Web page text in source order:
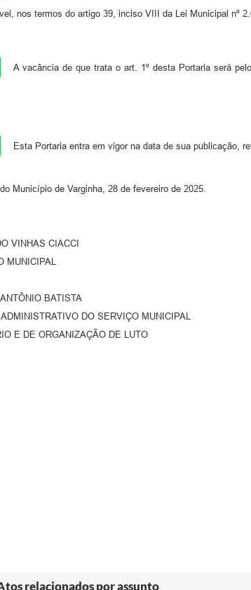
nos termos do artigo 39, inciso VIII da Lei Municipal nº
A vacância de que trata o art. 1º desta Portaria será
Esta Portaria entra em vigor na data de sua publicação,
Município de Varginha, 28 de fevereiro de 2025.
VINHAS CIACCI
MUNICIPAL
BATISTA
DO SERVIÇO MUNICIPAL
E DE ORGANIZAÇÃO DE LUTO
relacionados por assunto